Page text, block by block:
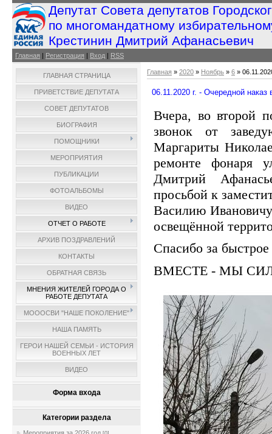
Депутат Совета депутатов
по многомандатному
Крестинин Дмитрий Афанасьевич
Главная | Регистрация | Вход | RSS
ГЛАВНАЯ СТРАНИЦА
ПРИВЕТСТВИЕ ДЕПУТАТА
СОВЕТ ДЕПУТАТОВ
БИОГРАФИЯ
ПОМОЩНИКИ
МЕРОПРИЯТИЯ
ПУБЛИКАЦИИ
ФОТОАЛЬБОМЫ
ВИДЕО
ОТЧЕТ О РАБОТЕ
АРХИВ ПОЗДРАВЛЕНИЙ
КОНТАКТЫ
ОБРАТНАЯ СВЯЗЬ
МНЕНИЯ ЖИТЕЛЕЙ ГОРОДА О
РАБОТЕ ДЕПУТАТА
МОООСВИ "НАШЕ ПОКОЛЕНИЕ"
НАША ПАМЯТЬ
ГЕРОИ НАШЕЙ СЕМЬИ - ИСТОРИЯ
ВОЕННЫХ ЛЕТ
ВИДЕО
Форма входа
Категории раздела
Главная » 2020 » Ноябрь » 6 »
06.11.2020 г. - Очередной наказ
Вчера, во второй
звонок от
Маргариты
ремонте фонаря
Дмитрий
просьбой к
Василию
освещённой
Спасибо за
ВМЕСТЕ - МЫ